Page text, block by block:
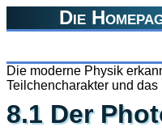
Die
Die moderne Physik
Teilchencharakter und
8.1 Der